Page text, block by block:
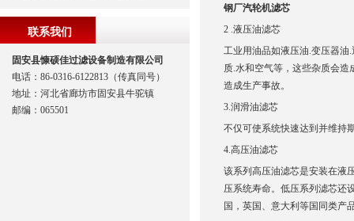
钢厂汽轮机滤芯
2 .液压油滤芯
工业用油品如液压油.变压器油
质.水和空气等，这些杂质会
造成生产事故。
3.润滑油滤芯
不仅可使系统快速达到并维持
4.高压油滤芯
该系列高压油滤芯是安装在液
压系统寿命。低压系列滤芯还
国，英国、意大利等国同类产
联系我们
固安县慷硕佳过滤设备制造有限公司
电话：86-0316-6122813（传真同号）
地址：河北省廊坊市固安县牛驼镇
邮编：065501